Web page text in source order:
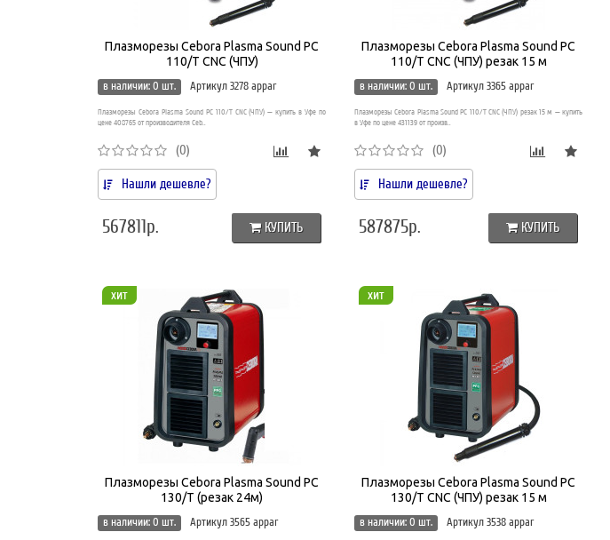
Плазморезы Cebora Plasma Sound PC
110/T CNC (ЧПУ)
в наличии: 0 шт.
Артикул 3278 appar
Плазморезы Cebora Plasma Sound PC 110/T CNC (ЧПУ) — купить в Уфе по
цене 408765 от производителя Ceb..
(0)
Нашли дешевле?
567811р. КУПИТЬ
Плазморезы Cebora Plasma Sound PC
110/T CNC (ЧПУ) резак 15 м
в наличии: 0 шт.
Артикул 3365 appar
Плазморезы Cebora Plasma Sound PC 110/T CNC (ЧПУ) резак 15 м — купить
в Уфе по цене 431139 от произв..
(0)
Нашли дешевле?
587875р. КУПИТЬ
хит
Плазморезы Cebora Plasma Sound PC
130/T (резак 24м)
в наличии: 0 шт.
Артикул 3565 appar
хит
Плазморезы Cebora Plasma Sound PC
130/T CNC (ЧПУ) резак 15 м
в наличии: 0 шт.
Артикул 3538 appar